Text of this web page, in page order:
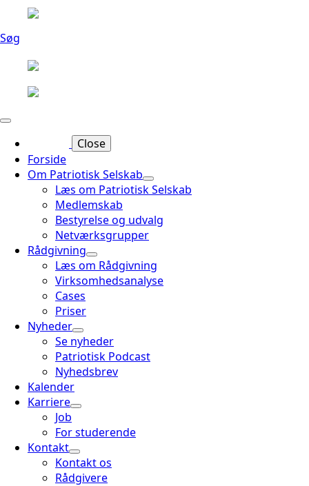
Søg
Close
Forside
Om Patriotisk Selskab
Læs om Patriotisk Selskab
Medlemskab
Bestyrelse og udvalg
Netværksgrupper
Rådgivning
Læs om Rådgivning
Virksomhedsanalyse
Cases
Priser
Nyheder
Se nyheder
Patriotisk Podcast
Nyhedsbrev
Kalender
Karriere
Job
For studerende
Kontakt
Kontakt os
Rådgivere